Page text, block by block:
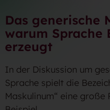
Das generische
warum Sprache
erzeugt
In der Diskussion um
Sprache spielt die
Maskulinum“ eine große